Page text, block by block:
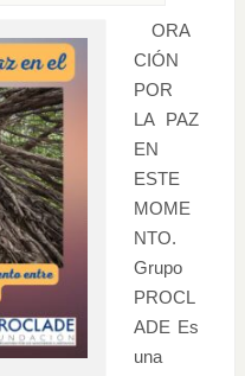
ORA
CIÓN
POR
LA PAZ
EN
ESTE
MOME
NTO.
Grupo
PROCL
ADE Es
una